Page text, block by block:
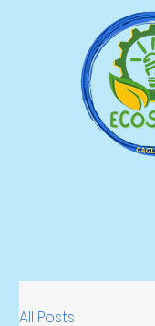
All Posts